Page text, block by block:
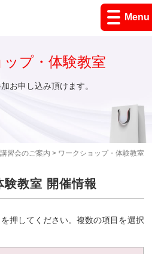
Menu
講習会のご案内 > ワークショップ・体験教室
プ・体験教室
お申し込み頂けます。
験教室 開催情報
押してください。複数の項目を選択